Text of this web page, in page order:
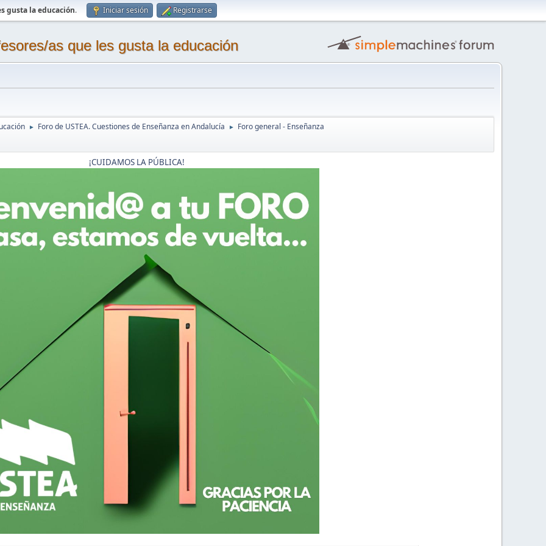
gusta la educación. Iniciar sesión Registrarse
as que les gusta la educación
► Foro de USTEA. Cuestiones de Enseñanza en Andalucía ► Foro general - Enseñanza
¡CUIDAMOS LA PÚBLICA!